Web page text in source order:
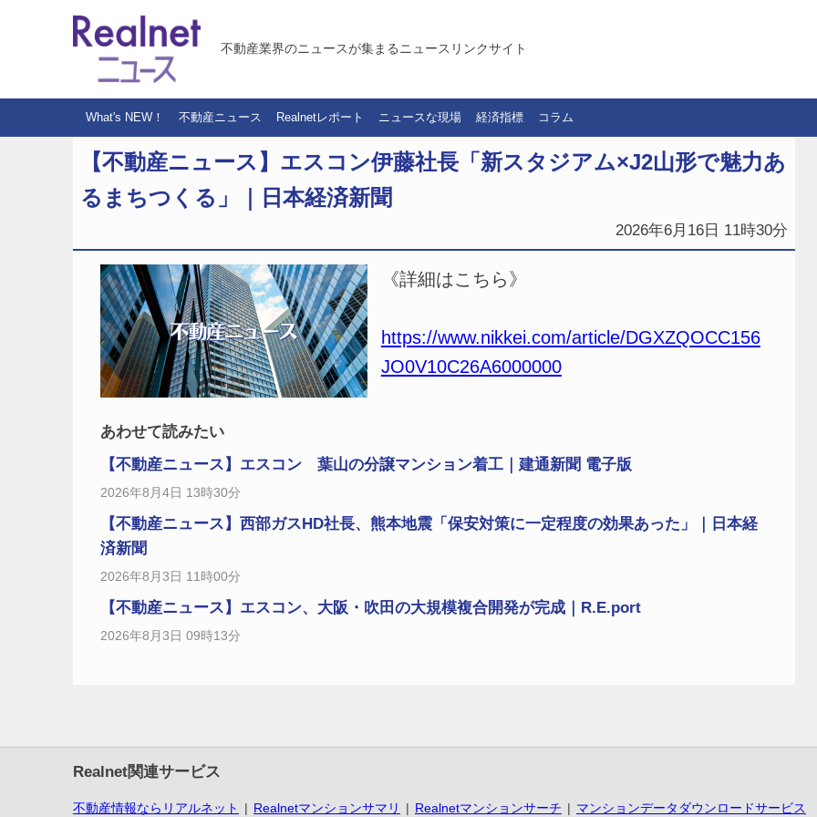
不動産業界のニュースが集まるニュースリンクサイト
What's NEW！ 不動産ニュース Realnetレポート ニュースな現場 経済指標 コラム
【不動産ニュース】エスコン伊藤社長「新スタジアム×J2山形で魅力あ
るまちつくる」｜日本経済新聞
2026年6月16日 11時30分
《詳細はこちら》
https://www.nikkei.com/article/DGXZQOCC156
JO0V10C26A6000000
あわせて読みたい
【不動産ニュース】エスコン 葉山の分譲マンション着工｜建通新聞 電子版
2026年8月4日 13時30分
【不動産ニュース】西部ガスHD社長、熊本地震「保安対策に一定程度の効果あった」｜日本経
済新聞
2026年8月3日 11時00分
【不動産ニュース】エスコン、大阪・吹田の大規模複合開発が完成｜R.E.port
2026年8月3日 09時13分
Realnet関連サービス
不動産情報ならリアルネット Realnetマンションサマリ Realnetマンションサーチ マンションデータダウンロードサービス